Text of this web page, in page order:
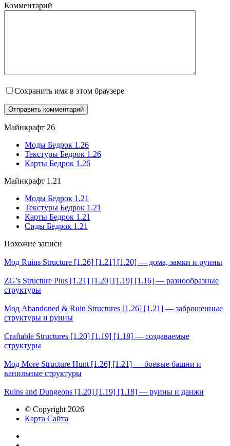
Комментарий
Сохранить имя в этом браузере
Майнкрафт 26
Моды Бедрок 1.26
Текстуры Бедрок 1.26
Карты Бедрок 1.26
Майнкрафт 1.21
Моды Бедрок 1.21
Текстуры Бедрок 1.21
Карты Бедрок 1.21
Сиды Бедрок 1.21
Похожие записи
Мод Ruins Structure [1.26] [1.21] [1.20] — дома, замки и руины
ZG’s Structure Plus [1.21] [1.20] [1.19] [1.16] — разнообразные
структуры
Мод Abandoned & Ruin Structures [1.26] [1.21] — заброшенные
структуры и руины
Craftable Structures [1.20] [1.19] [1.18] — создаваемые
структуры
Мод More Structure Hunt [1.26] [1.21] — боевые башни и
ванильные структуры
Ruins and Dungeons [1.20] [1.19] [1.18] — руины и данжи
© Copyright 2026
Карта Сайта